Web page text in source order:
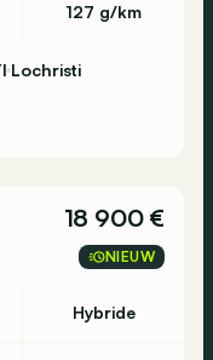
127 g/km
Lochristi
18 900 €
NIEUW
Hybride